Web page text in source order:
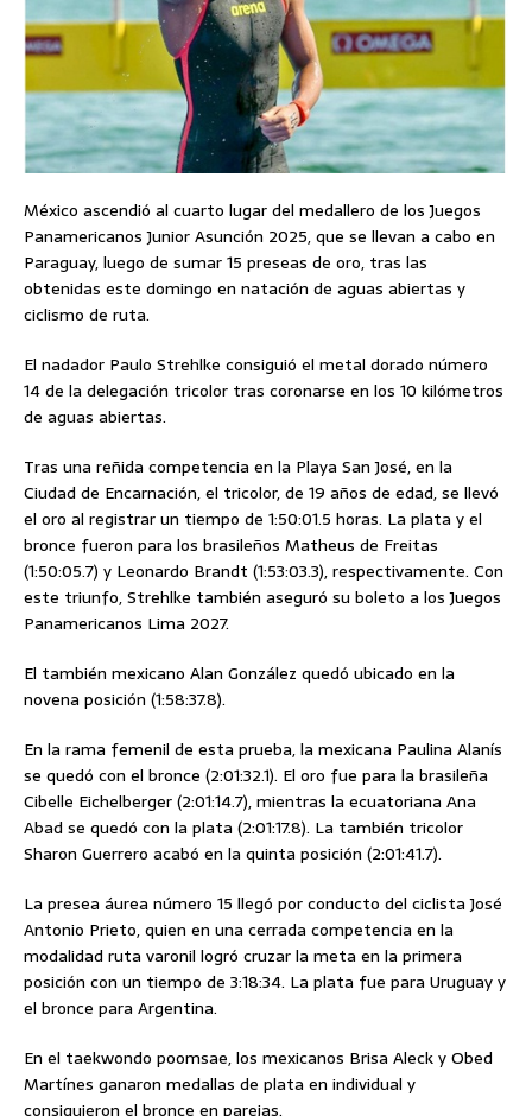
México ascendió al cuarto lugar del medallero de los Juegos
Panamericanos Junior Asunción 2025, que se llevan a cabo en
Paraguay, luego de sumar 15 preseas de oro, tras las
obtenidas este domingo en natación de aguas abiertas y
ciclismo de ruta.
El nadador Paulo Strehlke consiguió el metal dorado número
14 de la delegación tricolor tras coronarse en los 10 kilómetros
de aguas abiertas.
Tras una reñida competencia en la Playa San José, en la
Ciudad de Encarnación, el tricolor, de 19 años de edad, se llevó
el oro al registrar un tiempo de 1:50:01.5 horas. La plata y el
bronce fueron para los brasileños Matheus de Freitas
(1:50:05.7) y Leonardo Brandt (1:53:03.3), respectivamente. Con
este triunfo, Strehlke también aseguró su boleto a los Juegos
Panamericanos Lima 2027.
El también mexicano Alan González quedó ubicado en la
novena posición (1:58:37.8).
En la rama femenil de esta prueba, la mexicana Paulina Alanís
se quedó con el bronce (2:01:32.1). El oro fue para la brasileña
Cibelle Eichelberger (2:01:14.7), mientras la ecuatoriana Ana
Abad se quedó con la plata (2:01:17.8). La también tricolor
Sharon Guerrero acabó en la quinta posición (2:01:41.7).
La presea áurea número 15 llegó por conducto del ciclista José
Antonio Prieto, quien en una cerrada competencia en la
modalidad ruta varonil logró cruzar la meta en la primera
posición con un tiempo de 3:18:34. La plata fue para Uruguay y
el bronce para Argentina.
En el taekwondo poomsae, los mexicanos Brisa Aleck y Obed
Martínes ganaron medallas de plata en individual y
consiguieron el bronce en parejas.